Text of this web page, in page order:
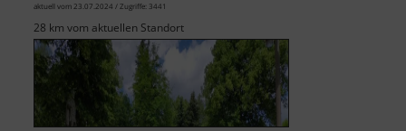
aktuell vom 23.07.2024 / Zugriffe: 3441
28 km vom aktuellen Standort